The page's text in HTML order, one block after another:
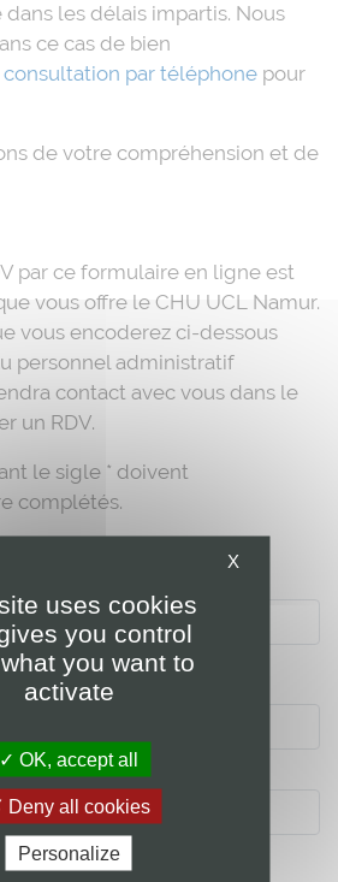
dans les délais impartis. Nous
ce cas de bien
par téléphone pour
de votre compréhension et de
par ce formulaire en ligne est
vous offre le CHU UCL Namur.
vous encoderez ci-dessous
personnel administratif
contact avec vous dans le
un RDV.
le sigle * doivent
complétés.
X
uses cookies
you control
you want to
activate
OK, accept all
Deny all cookies
Personalize